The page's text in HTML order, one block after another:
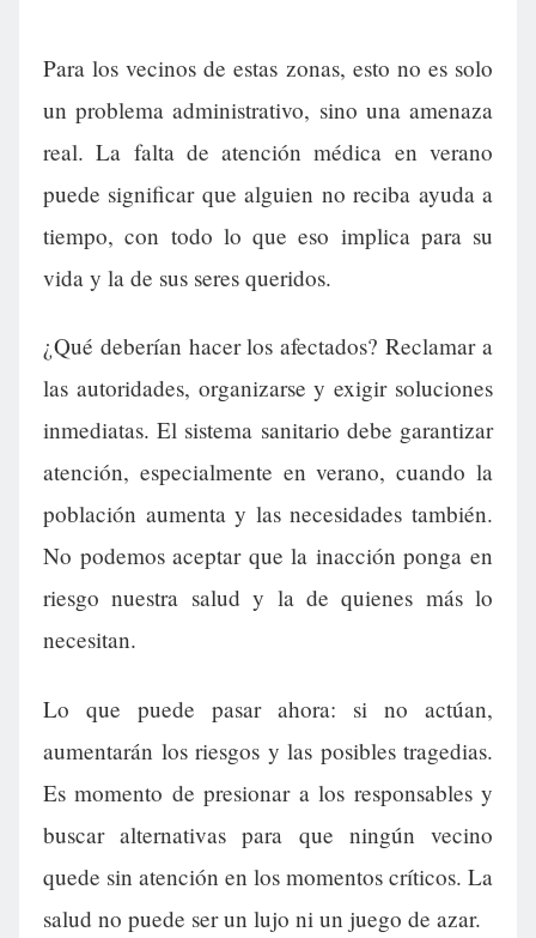
Para los vecinos de estas zonas, esto no es solo
un problema administrativo, sino una amenaza
real. La falta de atención médica en verano
puede significar que alguien no reciba ayuda a
tiempo, con todo lo que eso implica para su
vida y la de sus seres queridos.
¿Qué deberían hacer los afectados? Reclamar a
las autoridades, organizarse y exigir soluciones
inmediatas. El sistema sanitario debe garantizar
atención, especialmente en verano, cuando la
población aumenta y las necesidades también.
No podemos aceptar que la inacción ponga en
riesgo nuestra salud y la de quienes más lo
necesitan.
Lo que puede pasar ahora: si no actúan,
aumentarán los riesgos y las posibles tragedias.
Es momento de presionar a los responsables y
buscar alternativas para que ningún vecino
quede sin atención en los momentos críticos. La
salud no puede ser un lujo ni un juego de azar.